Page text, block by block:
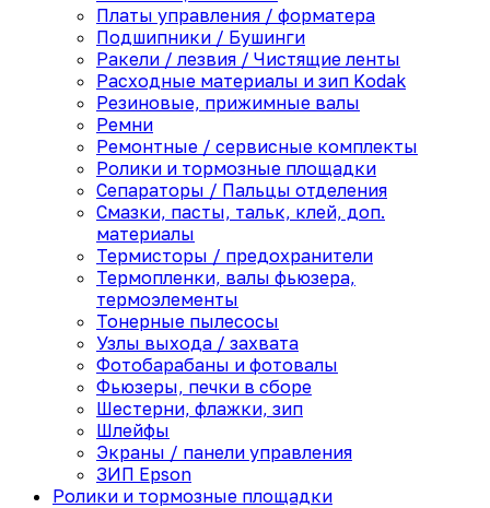
Платы управления / форматера
Подшипники / Бушинги
Ракели / лезвия / Чистящие ленты
Расходные материалы и зип Kodak
Резиновые, прижимные валы
Ремни
Ремонтные / сервисные комплекты
Ролики и тормозные площадки
Сепараторы / Пальцы отделения
Смазки, пасты, тальк, клей, доп.
материалы
Термисторы / предохранители
Термопленки, валы фьюзера,
термоэлементы
Тонерные пылесосы
Узлы выхода / захвата
Фотобарабаны и фотовалы
Фьюзеры, печки в сборе
Шестерни, флажки, зип
Шлейфы
Экраны / панели управления
ЗИП Epson
Ролики и тормозные площадки